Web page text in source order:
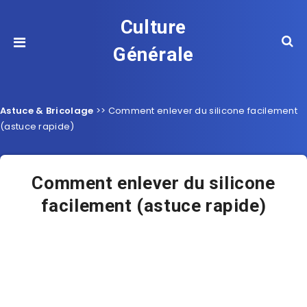
Culture
Générale
Astuce & Bricolage >> Comment enlever du silicone facilement
(astuce rapide)
Comment enlever du silicone
facilement (astuce rapide)